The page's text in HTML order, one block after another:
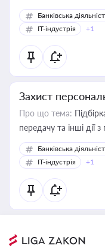
Банківська
IT-індустрія
+1
Захист
Про що тема:
передачу та інші дії
Банківська
IT-індустрія
+1